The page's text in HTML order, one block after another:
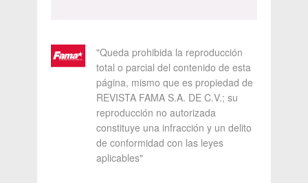
"Queda prohibida la reproducción
total o parcial del contenido de esta
página, mismo que es propiedad de
REVISTA FAMA S.A. DE C.V.; su
reproducción no autorizada
constituye una infracción y un delito
de conformidad con las leyes
aplicables"